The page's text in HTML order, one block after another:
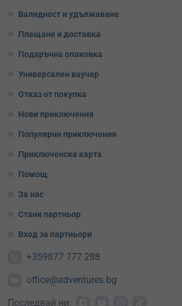
Валидност и удължаване
Плащане и доставка
Подаръчна опаковка
Универсален ваучер
Отказ от покупка
Нови приключения
Популярни приключения
Приключенска карта
Помощ
За нас
Стани партньор
Вход за партньори
+359877 777 288
office@adventures.bg
Последвай ни: